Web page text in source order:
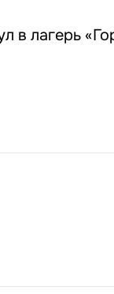
в лагерь